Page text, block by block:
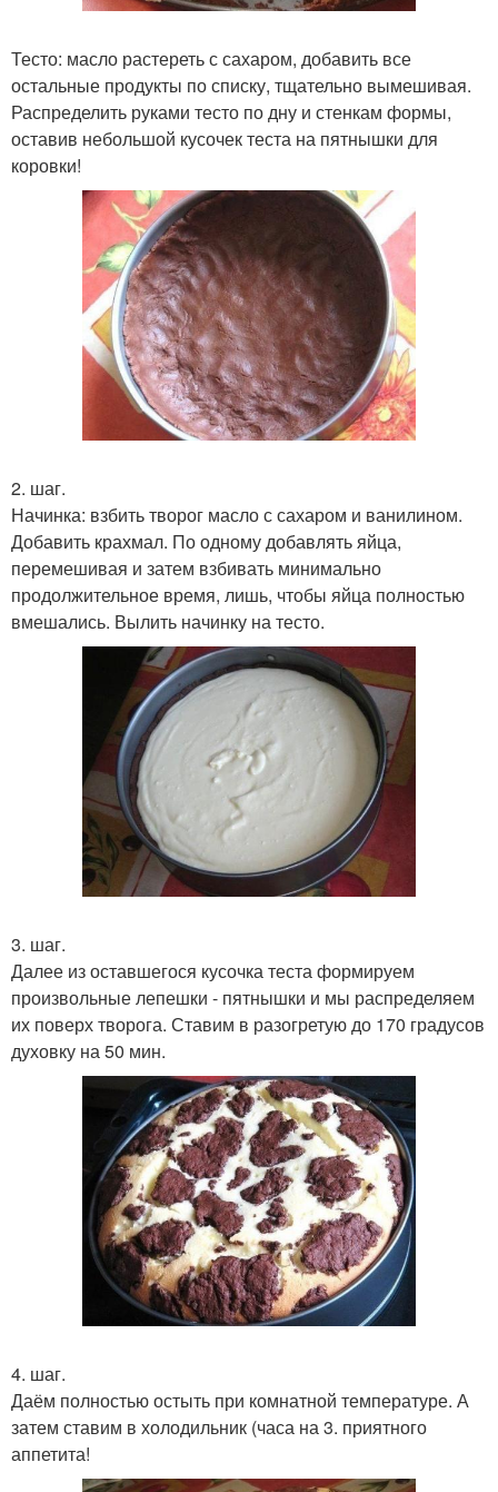
Тесто: масло растереть с сахаром, добавить все
остальные продукты по списку, тщательно вымешивая.
Распределить руками тесто по дну и стенкам формы,
оставив небольшой кусочек теста на пятнышки для
коровки!
2. шаг.
Начинка: взбить творог масло с сахаром и ванилином.
Добавить крахмал. По одному добавлять яйца,
перемешивая и затем взбивать минимально
продолжительное время, лишь, чтобы яйца полностью
вмешались. Вылить начинку на тесто.
3. шаг.
Далее из оставшегося кусочка теста формируем
произвольные лепешки - пятнышки и мы распределяем
их поверх творога. Ставим в разогретую до 170 градусов
духовку на 50 мин.
4. шаг.
Даём полностью остыть при комнатной температуре. А
затем ставим в холодильник (часа на 3. приятного
аппетита!